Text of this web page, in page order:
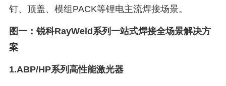
钉、顶盖、模组PACK等锂电主流焊接场景。
图一：锐科RayWeld系列一站式焊接全场景解决方
案
1.ABP/HP系列高性能激光器